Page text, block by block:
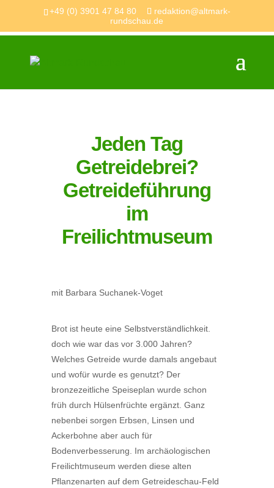
+49 (0) 3901 47 84 80
redaktion@altmark-
rundschau.de
Jeden Tag
Getreidebrei?
Getreideführung
im
Freilichtmuseum
mit Barbara Suchanek-Voget
Brot ist heute eine Selbstverständlichkeit.
doch wie war das vor 3.000 Jahren?
Welches Getreide wurde damals angebaut
und wofür wurde es genutzt? Der
bronzezeitliche Speiseplan wurde schon
früh durch Hülsenfrüchte ergänzt. Ganz
nebenbei sorgen Erbsen, Linsen und
Ackerbohne aber auch für
Bodenverbesserung. Im archäologischen
Freilichtmuseum werden diese alten
Pflanzenarten auf dem Getreideschau-Feld